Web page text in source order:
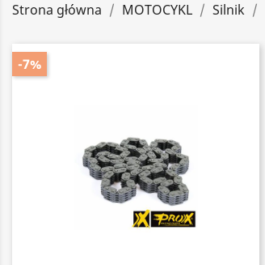
Strona główna MOTOCYKL Silnik
-7%